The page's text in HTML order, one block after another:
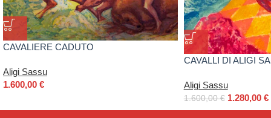
CAVALIERE CADUTO
Aligi Sassu
1.600,00 €
CAVALLI DI ALIGI
Aligi Sassu
1.600,00€ 1.280,00 €